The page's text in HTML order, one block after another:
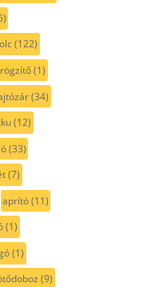
(122)
(1)
(34)
(12)
(33)
(7)
aprító(11)
(1)
(1)
(9)